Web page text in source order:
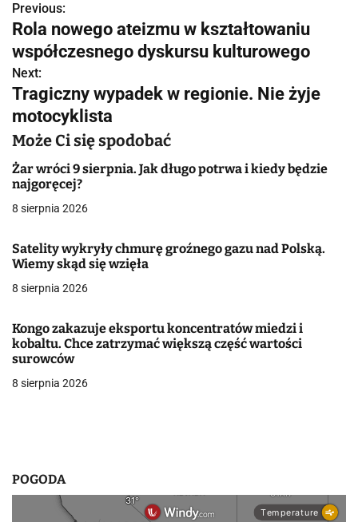
N
a
w
i
g
a
c
a
w
i
s
Previous:
Rola nowego ateizmu w kształtowaniu
współczesnego dyskursu kulturowego
Next:
Tragiczny wypadek w regionie. Nie żyje
motocyklista
Może Ci się spodobać
Żar wróci 9 sierpnia. Jak długo potrwa i kiedy będzie
najgoręcej?
8 sierpnia 2026
Satelity wykryły chmurę groźnego gazu nad Polską.
Wiemy skąd się wzięła
8 sierpnia 2026
Kongo zakazuje eksportu koncentratów miedzi i
kobaltu. Chce zatrzymać większą część wartości
surowców
8 sierpnia 2026
POGODA